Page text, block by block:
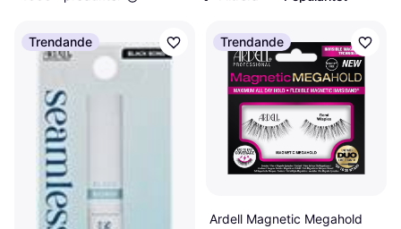
Trendande Trendande
Ardell Magnetic Megahold